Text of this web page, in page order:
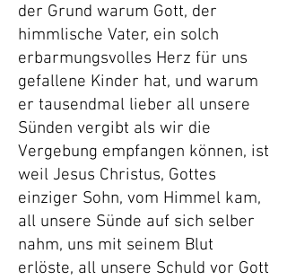
der Grund warum Gott, der
himmlische Vater, ein solch
erbarmungsvolles Herz für uns
gefallene Kinder hat, und warum
er tausendmal lieber all unsere
Sünden vergibt als wir die
Vergebung empfangen können, ist
weil Jesus Christus, Gottes
einziger Sohn, vom Himmel kam,
all unsere Sünde auf sich selber
nahm, uns mit seinem Blut
erlöste, all unsere Schuld vor Gott